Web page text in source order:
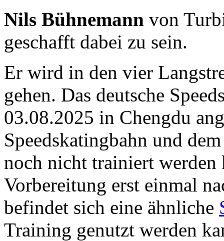
Nils Bühnemann von
geschafft dabei zu sein.
Er wird in den vier
gehen. Das deutsche
03.08.2025 in Chengdu
Speedskatingbahn und
noch nicht trainiert werden
Vorbereitung erst einmal
befindet sich eine ähnliche
Training genutzt werden